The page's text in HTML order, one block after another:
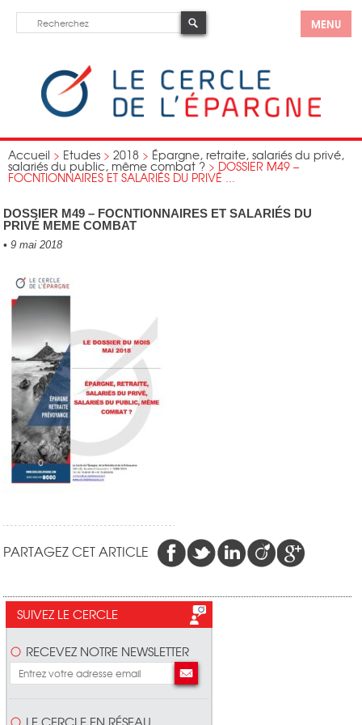
MENU
Accueil > Etudes > 2018 > Épargne, retraite, salariés du privé,
salariés du public, même combat ? > DOSSIER M49 –
FOCNTIONNAIRES ET SALARIÉS DU PRIVÉ ...
DOSSIER M49 – FOCNTIONNAIRES ET SALARIÉS DU
PRIVÉ MEME COMBAT
• 9 mai 2018
PARTAGEZ CET ARTICLE
SUIVEZ LE CERCLE
RECEVEZ NOTRE NEWSLETTER
LE CERCLE EN RÉSEAU